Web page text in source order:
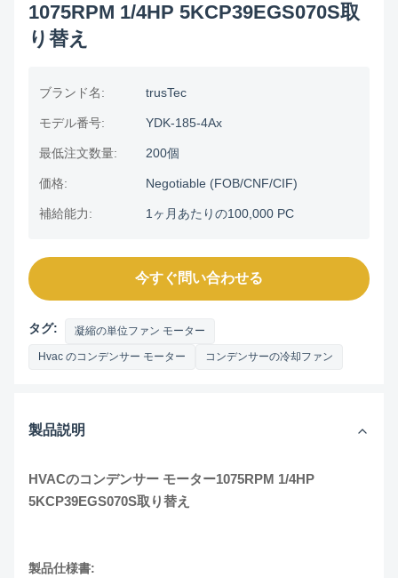
1075RPM 1/4HP 5KCP39EGS070S取
り替え
ブランド名: trusTec
モデル番号: YDK-185-4Ax
最低注文数量: 200個
価格: Negotiable (FOB/CNF/CIF)
補給能力: 1ヶ月あたりの100,000 PC
今すぐ問い合わせる
タグ: 凝縮の単位ファン モーター
Hvac のコンデンサー モーター コンデンサーの冷却ファン
製品説明
HVACのコンデンサー モーター1075RPM 1/4HP
5KCP39EGS070S取り替え
製品仕様書: